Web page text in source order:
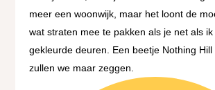
meer een woonwijk, maar het loont de
wat straten mee te pakken als je net als
gekleurde deuren. Een beetje Nothing Hill
zullen we maar zeggen.